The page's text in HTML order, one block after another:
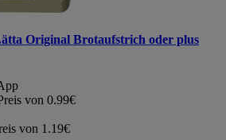
Original Brotaufstrich oder plus
von 0.99€
von 1.19€